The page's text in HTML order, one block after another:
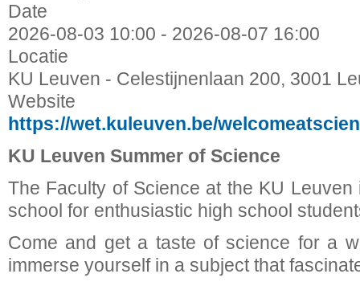
Date
2026-08-03 10:00 - 2026-08-07 16:00
Locatie
KU Leuven - Celestijnenlaan 200, 3001
Website
https://wet.kuleuven.be/
KU Leuven Summer of Science
The Faculty of Science at the KU
school for enthusiastic high school
Come and get a taste of science for a
immerse yourself in a subject that